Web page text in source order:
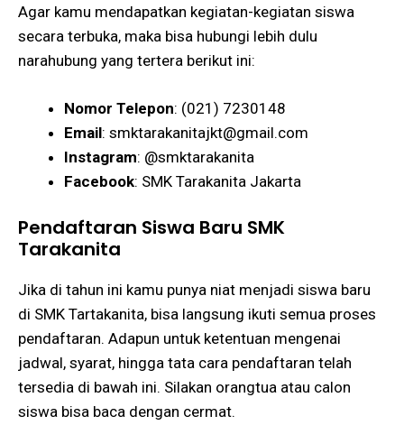
Agar kamu mendapatkan kegiatan-kegiatan siswa
secara terbuka, maka bisa hubungi lebih dulu
narahubung yang tertera berikut ini:
Nomor Telepon: (021) 7230148
Email: smktarakanitajkt@gmail.com
Instagram: @smktarakanita
Facebook: SMK Tarakanita Jakarta
Pendaftaran Siswa Baru SMK
Tarakanita
Jika di tahun ini kamu punya niat menjadi siswa baru
di SMK Tartakanita, bisa langsung ikuti semua proses
pendaftaran. Adapun untuk ketentuan mengenai
jadwal, syarat, hingga tata cara pendaftaran telah
tersedia di bawah ini. Silakan orangtua atau calon
siswa bisa baca dengan cermat.